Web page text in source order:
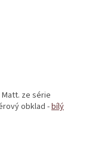
Matt. ze série
obklad -bílý